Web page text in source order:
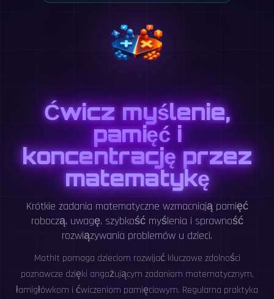
Ćwicz myślenie,
pamięć i
koncentrację przez
matematykę
Krótkie zadania matematyczne wzmacniają pamięć
roboczą, uwagę, szybkość myślenia i sprawność
rozwiązywania problemów u dzieci.
MathIt pomaga dzieciom rozwijać kluczowe zdolności
poznawcze dzięki angażującym zadaniom matematycznym,
łamigłówkom i ćwiczeniom pamięciowym. Regularna praktyka